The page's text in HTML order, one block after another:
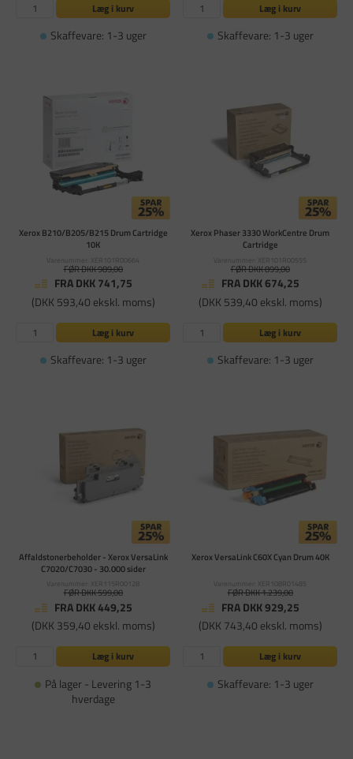
Læg i kurv
Skaffevare: 1-3 uger
Læg i kurv
Skaffevare: 1-3 uger
Xerox B210/B205/B215 Drum Cartridge
10K
Varenummer: XER101R00664
FØR DKK 989,00
FRA DKK 741,75
(DKK 593,40 ekskl. moms)
Læg i kurv
Skaffevare: 1-3 uger
Xerox Phaser 3330 WorkCentre Drum
Cartridge
Varenummer: XER101R00555
FØR DKK 899,00
FRA DKK 674,25
(DKK 539,40 ekskl. moms)
Læg i kurv
Skaffevare: 1-3 uger
Affaldstonerbeholder - Xerox VersaLink
C7020/C7030 - 30.000 sider
Varenummer: XER115R00128
FØR DKK 599,00
FRA DKK 449,25
(DKK 359,40 ekskl. moms)
Læg i kurv
På lager - Levering 1-3
hverdage
Xerox VersaLink C60X Cyan Drum 40K
Varenummer: XER108R01485
FØR DKK 1.239,00
FRA DKK 929,25
(DKK 743,40 ekskl. moms)
Læg i kurv
Skaffevare: 1-3 uger